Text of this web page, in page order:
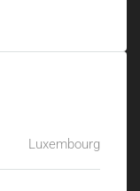
Luxembourg